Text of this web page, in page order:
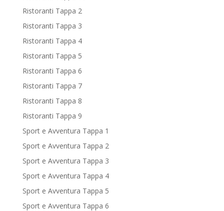
Ristoranti Tappa 2
Ristoranti Tappa 3
Ristoranti Tappa 4
Ristoranti Tappa 5
Ristoranti Tappa 6
Ristoranti Tappa 7
Ristoranti Tappa 8
Ristoranti Tappa 9
Sport e Avventura Tappa 1
Sport e Avventura Tappa 2
Sport e Avventura Tappa 3
Sport e Avventura Tappa 4
Sport e Avventura Tappa 5
Sport e Avventura Tappa 6